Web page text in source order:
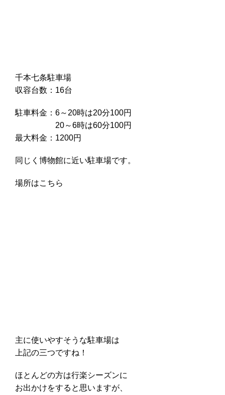
千本七条駐車場
収容台数：16台
駐車料金：6～20時は20分100円
20～6時は60分100円
最大料金：1200円
同じく博物館に近い駐車場です。
場所はこちら
主に使いやすそうな駐車場は
上記の三つですね！
ほとんどの方は行楽シーズンに
お出かけをすると思いますが、